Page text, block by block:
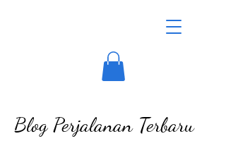
Blog Perjalanan Terbaru